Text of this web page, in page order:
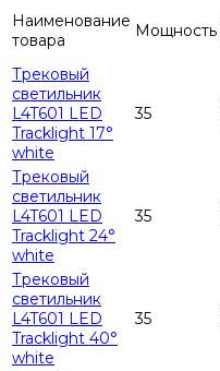
Наименование
товара
Мощность
Трековый
светильник
L4T601 LED
Tracklight 17°
white
35
Трековый
светильник
L4T601 LED
Tracklight 24°
white
35
Трековый
светильник
L4T601 LED
Tracklight 40°
white
35